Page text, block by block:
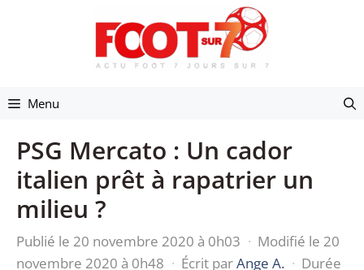
Menu
PSG Mercato : Un cador
italien prêt à rapatrier un
milieu ?
Publié le 20 novembre 2020 à 0h03 · Modifié le 20
novembre 2020 à 0h48 · Écrit parAnge A. · Durée